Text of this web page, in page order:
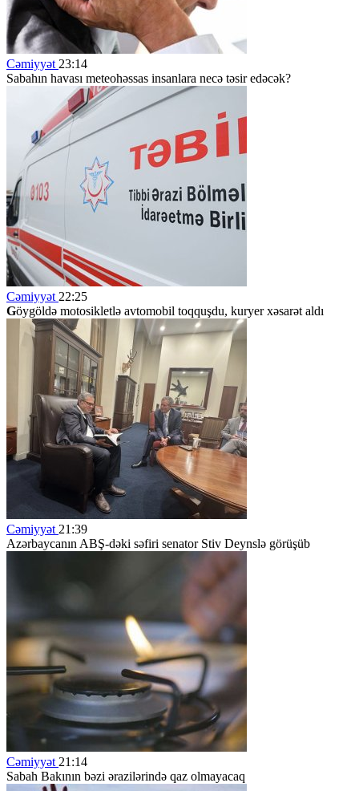
Cəmiyyət 23:14
Sabahın havası meteohəssas insanlara necə təsir edəcək?
Cəmiyyət 22:25
Göygöldə motosikletlə avtomobil toqquşdu, kuryer xəsarət aldı
Cəmiyyət 21:39
Azərbaycanın ABŞ-dəki səfiri senator Stiv Deynslə görüşüb
Cəmiyyət 21:14
Sabah Bakının bəzi ərazilərində qaz olmayacaq